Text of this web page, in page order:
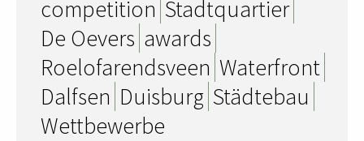
competition Stadtquartier
De Oevers awards
Roelofarendsveen Waterfront
Dalfsen Duisburg Städtebau
Wettbewerbe